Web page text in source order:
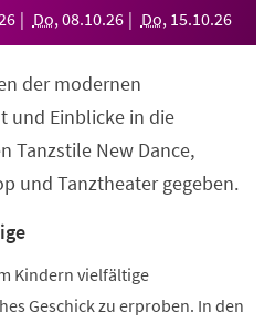
Do, 08.10.26 Do, 15.10.26
der modernen
und Einblicke in die
Tanzstile New Dance,
und Tanztheater gegeben.
Kindern vielfältige
Geschick zu erproben. In den